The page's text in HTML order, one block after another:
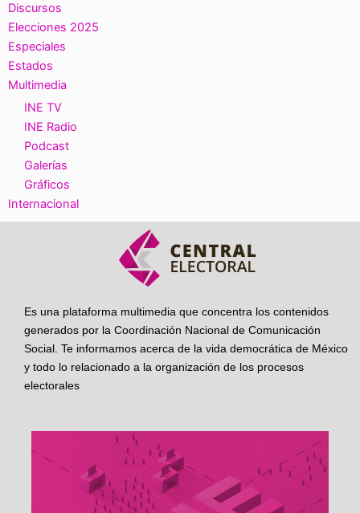
Discursos
Elecciones 2025
Especiales
Estados
Multimedia
INE TV
INE Radio
Podcast
Galerías
Gráficos
Internacional
Es una plataforma multimedia que concentra los contenidos
generados por la Coordinación Nacional de Comunicación
Social. Te informamos acerca de la vida democrática de México
y todo lo relacionado a la organización de los procesos
electorales